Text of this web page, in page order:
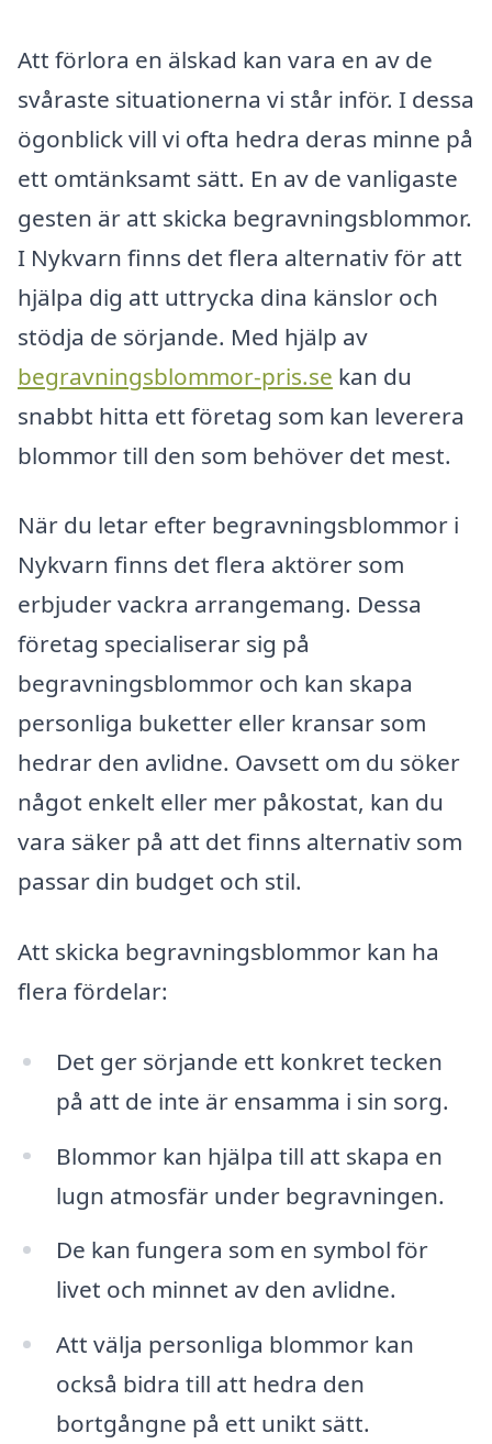
Att förlora en älskad kan vara en av de
svåraste situationerna vi står inför. I dessa
ögonblick vill vi ofta hedra deras minne på
ett omtänksamt sätt. En av de vanligaste
gesten är att skicka begravningsblommor.
I Nykvarn finns det flera alternativ för att
hjälpa dig att uttrycka dina känslor och
stödja de sörjande. Med hjälp av
begravningsblommor-pris.se kan du
snabbt hitta ett företag som kan leverera
blommor till den som behöver det mest.
När du letar efter begravningsblommor i
Nykvarn finns det flera aktörer som
erbjuder vackra arrangemang. Dessa
företag specialiserar sig på
begravningsblommor och kan skapa
personliga buketter eller kransar som
hedrar den avlidne. Oavsett om du söker
något enkelt eller mer påkostat, kan du
vara säker på att det finns alternativ som
passar din budget och stil.
Att skicka begravningsblommor kan ha
flera fördelar:
Det ger sörjande ett konkret tecken
på att de inte är ensamma i sin sorg.
Blommor kan hjälpa till att skapa en
lugn atmosfär under begravningen.
De kan fungera som en symbol för
livet och minnet av den avlidne.
Att välja personliga blommor kan
också bidra till att hedra den
bortgångne på ett unikt sätt.